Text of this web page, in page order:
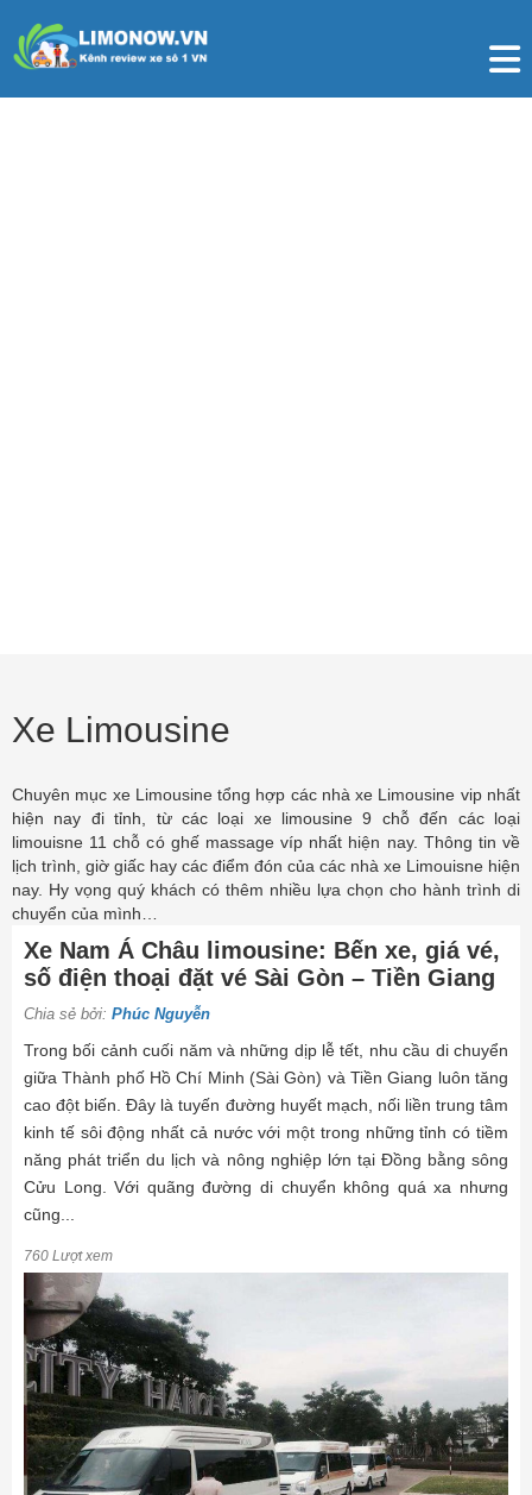
Xe Limousine
Chuyên mục xe Limousine tổng hợp các nhà xe Limousine vip nhất
hiện nay đi tỉnh, từ các loại xe limousine 9 chỗ đến các loại
limouisne 11 chỗ có ghế massage víp nhất hiện nay. Thông tin về
lịch trình, giờ giấc hay các điểm đón của các nhà xe Limouisne hiện
nay. Hy vọng quý khách có thêm nhiều lựa chọn cho hành trình di
chuyển của mình…
Xe Nam Á Châu limousine: Bến xe, giá vé,
số điện thoại đặt vé Sài Gòn – Tiền Giang
Chia sẻ bởi: Phúc Nguyễn
Trong bối cảnh cuối năm và những dịp lễ tết, nhu cầu di chuyển
giữa Thành phố Hồ Chí Minh (Sài Gòn) và Tiền Giang luôn tăng
cao đột biến. Đây là tuyến đường huyết mạch, nối liền trung tâm
kinh tế sôi động nhất cả nước với một trong những tỉnh có tiềm
năng phát triển du lịch và nông nghiệp lớn tại Đồng bằng sông
Cửu Long. Với quãng đường di chuyển không quá xa nhưng
cũng...
760 Lượt xem